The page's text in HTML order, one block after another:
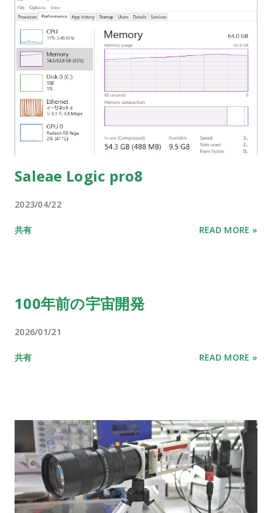
Saleae Logic pro8
2023/04/22
共有 READ MORE »
100年前の宇宙開発
2026/01/21
共有 READ MORE »